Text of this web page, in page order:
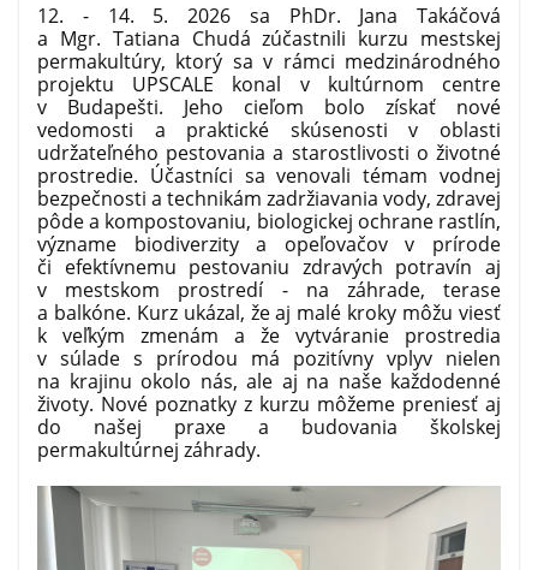
12. - 14. 5. 2026 sa PhDr. Jana Takáčová
a Mgr. Tatiana Chudá zúčastnili kurzu mestskej
permakultúry, ktorý sa v rámci medzinárodného
projektu UPSCALE konal v kultúrnom centre
v Budapešti. Jeho cieľom bolo získať nové
vedomosti a praktické skúsenosti v oblasti
udržateľného pestovania a starostlivosti o životné
prostredie. Účastníci sa venovali témam vodnej
bezpečnosti a technikám zadržiavania vody, zdravej
pôde a kompostovaniu, biologickej ochrane rastlín,
význame biodiverzity a opeľovačov v prírode
či efektívnemu pestovaniu zdravých potravín aj
v mestskom prostredí - na záhrade, terase
a balkóne. Kurz ukázal, že aj malé kroky môžu viesť
k veľkým zmenám a že vytváranie prostredia
v súlade s prírodou má pozitívny vplyv nielen
na krajinu okolo nás, ale aj na naše každodenné
životy. Nové poznatky z kurzu môžeme preniesť aj
do našej praxe a budovania školskej
permakultúrnej záhrady.